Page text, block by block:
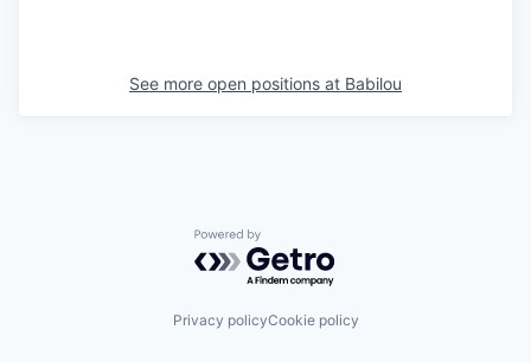
See more open positions at Babilou
Powered by Getro.com
Privacy policyCookie policy